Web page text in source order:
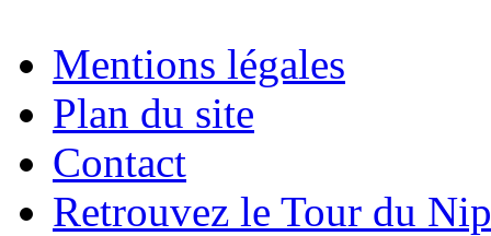
Mentions légales
Plan du site
Contact
Retrouvez le Tour du